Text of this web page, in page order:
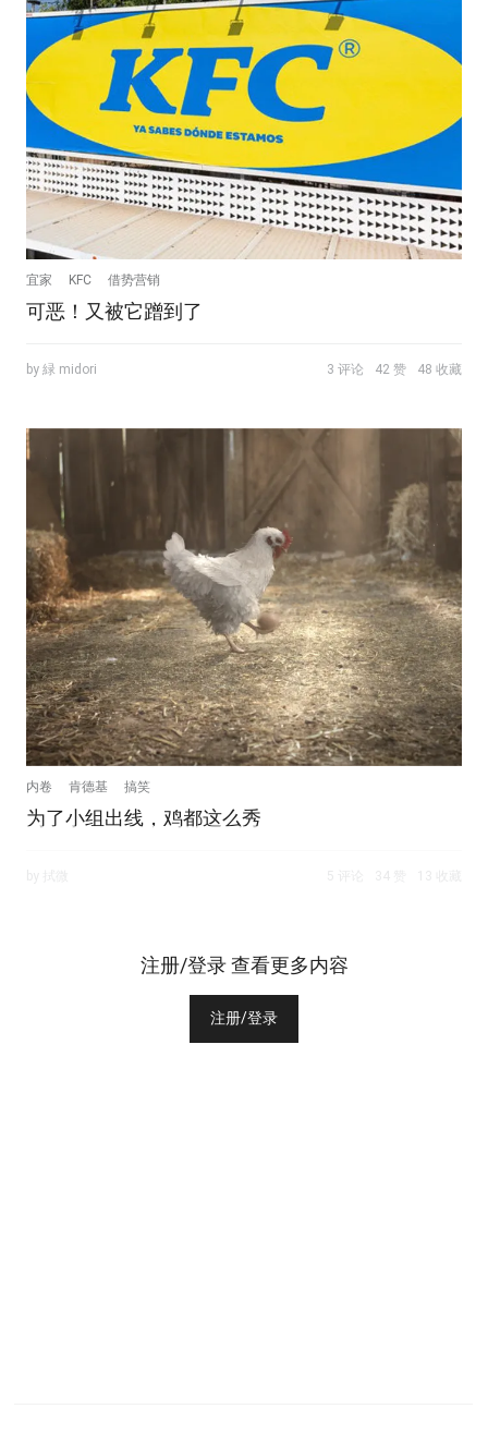
宜家 KFC 借势营销
可恶！又被它蹭到了
by 緑 midori 3 评论 42 赞 48 收藏
内卷 肯德基 搞笑
为了小组出线，鸡都这么秀
注册/登录 查看更多内容
注册/登录